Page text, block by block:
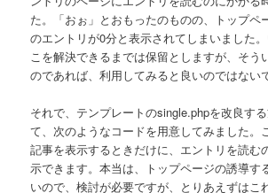
た。「おぉ」とおもったのものの、トップペ
のエントリが0分と表示されてしまいました
こを解決できるまでは保留としますが、そう
のであれば、利用してみると良いのではない
それで、テンプレートのsingle.phpを改良す
て、次のようなコードを用意してみました。
記事を表示するときだけに、エントリを読む
示できます。本当は、トップページの誘導す
いので、検討が必要ですが、とりあえずはこ